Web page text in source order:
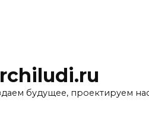
будущее, проектируем